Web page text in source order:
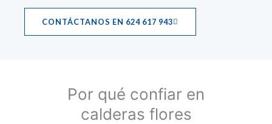
CONTÁCTANOS EN 624 617 943
Por qué confiar en
calderas flores